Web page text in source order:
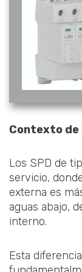
Contexto
Los SPD de
servicio,
externa es
aguas abajo,
interno.
Esta